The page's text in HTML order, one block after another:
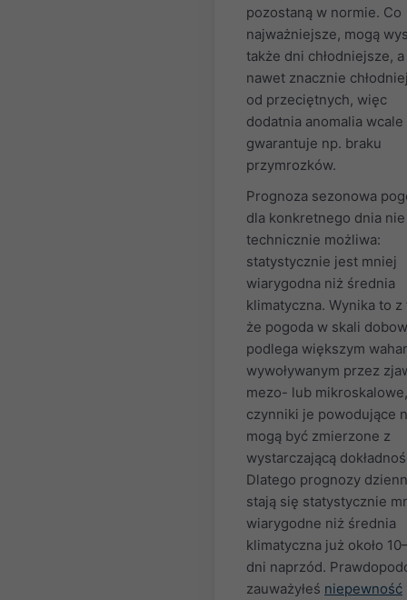
pozostaną w normie. Co
najważniejsze, mogą
także dni chłodniejsze, a
nawet znacznie
od przeciętnych, więc
dodatnia anomalia
gwarantuje np. braku
przymrozków.
Prognoza sezonowa
dla konkretnego dnia
technicznie możliwa:
statystycznie jest mniej
wiarygodna niż średnia
klimatyczna. Wynika to z
że pogoda w skali
podlega większym
wywoływanym przez
mezo- lub
czynniki je powodujące
mogą być zmierzone z
wystarczającą
Dlatego prognozy
stają się statystycznie
wiarygodne niż średnia
klimatyczna już około
dni naprzód.
zauważyłeś niepewność